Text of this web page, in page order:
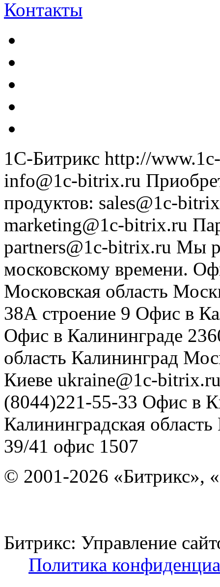
Контакты
1С-Битрикс http://
info@1c-bitrix.ru
продуктов: sales@1c-
marketing@1c-bitrix.ru
partners@1c-bitrix.ru Мы
московскому времени.
Московская область
38А строение 9 Офис в
Офис в Калининграде
область Калининград
Киеве ukraine@1c-
(8044)221-55-33 Офис в
Калининградская область
39/41 офис 1507
© 2001-2026 «Битрикс»,
Битрикс: Управление
Политика